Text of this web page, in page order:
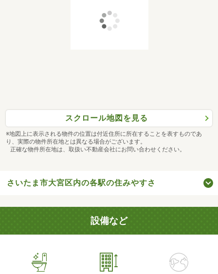
スクロール地図を見る
※地図上に表示される物件の位置は付近住所に所在することを表すものであ
り、実際の物件所在地とは異なる場合がございます。
正確な物件所在地は、取扱い不動産会社にお問い合わせください。
さいたま市大宮区内の各駅の住みやすさ
設備など